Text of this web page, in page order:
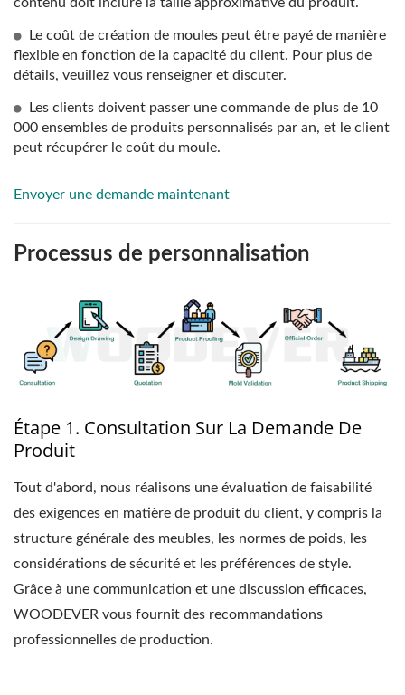
Le coût de création de moules peut être payé de manière
flexible en fonction de la capacité du client. Pour plus de
détails, veuillez vous renseigner et discuter.
Les clients doivent passer une commande de plus de 10
000 ensembles de produits personnalisés par an, et le client
peut récupérer le coût du moule.
Envoyer une demande maintenant
Processus de personnalisation
Étape 1. Consultation Sur La Demande De
Produit
Tout d'abord, nous réalisons une évaluation de faisabilité
des exigences en matière de produit du client, y compris la
structure générale des meubles, les normes de poids, les
considérations de sécurité et les préférences de style.
Grâce à une communication et une discussion efficaces,
WOODEVER vous fournit des recommandations
professionnelles de production.